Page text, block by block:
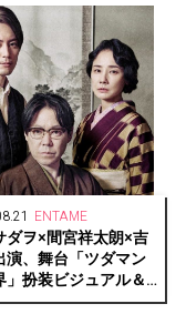
ENTAME
ダヲ×間宮祥太朗×吉
演、舞台「ツダマン
」扮装ビジュアル＆
筆イラスト公開！